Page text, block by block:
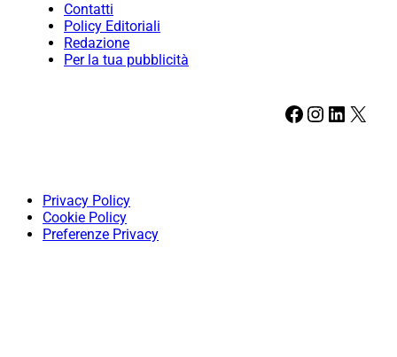
Contatti
Policy Editoriali
Redazione
Per la tua pubblicità
Facebook Instagram LinkedIn X
Privacy Policy
Cookie Policy
Preferenze Privacy